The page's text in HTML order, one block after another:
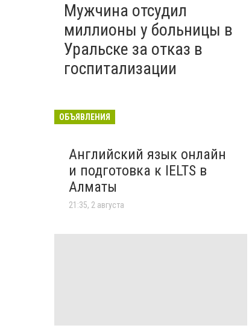
Мужчина отсудил
миллионы у больницы в
Уральске за отказ в
госпитализации
ОБЪЯВЛЕНИЯ
Английский язык онлайн
и подготовка к IELTS в
Алматы
21:35, 2 августа